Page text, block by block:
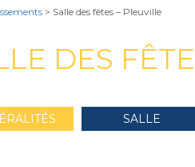
> Salle des fêtes – Pleuville
DES
SALLE